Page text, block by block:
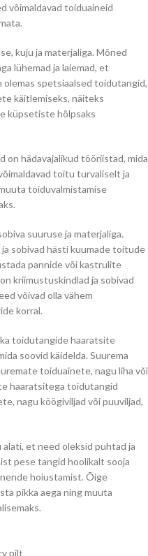
võimaldavad toiduaineid
kuju ja materjaliga. Mõned
lühemad ja laiemad, et
olemas spetsiaalsed toidutangid,
käitlemiseks, näiteks
küpsetiste hõlpsaks
hädavajalikud tööriistad, mida
toitu turvaliselt ja
toiduvalmistamise
suuruse ja materjaliga.
sobivad hästi kuumade toitude
pannide või kastrulite
kriimustuskindlad ja sobivad
võivad olla vähem
korral.
toidutangide haaratsite
soovid käidelda. Suurema
toiduainete, nagu liha või
haaratsitega toidutangid
nagu köögiviljad või puuviljad,
et need oleksid puhtad ja
pese tangid hoolikalt sooja
hoiustamist. Õige
pikka aega ning muuta